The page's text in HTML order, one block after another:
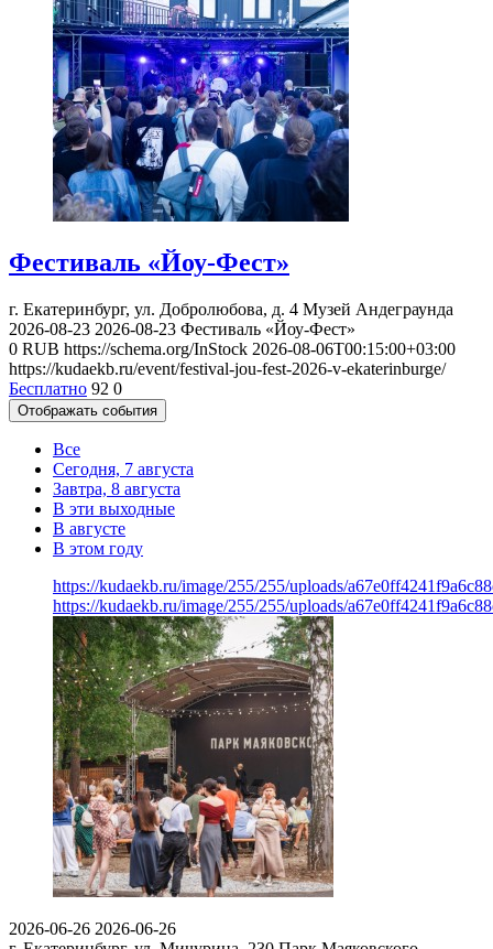
Фестиваль «Йоу-Фест»
г. Екатеринбург, ул. Добролюбова, д. 4 Музей Андеграунда
2026-08-23 2026-08-23 Фестиваль «Йоу-Фест»
0 RUB https://schema.org/InStock 2026-08-06T00:15:00+03:00
https://kudaekb.ru/event/festival-jou-fest-2026-v-ekaterinburge/
Бесплатно 92 0
Отображать события
Все
Сегодня, 7 августа
Завтра, 8 августа
В эти выходные
В августе
В этом году
https://kudaekb.ru/image/255/255/uploads/
https://kudaekb.ru/image/255/255/uploads/
2026-06-26 2026-06-26